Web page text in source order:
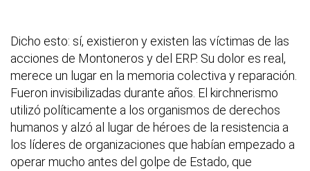
Dicho esto: sí, existieron y existen las víctimas de las
acciones de Montoneros y del ERP. Su dolor es real,
merece un lugar en la memoria colectiva y reparación.
Fueron invisibilizadas durante años. El kirchnerismo
utilizó políticamente a los organismos de derechos
humanos y alzó al lugar de héroes de la resistencia a
los líderes de organizaciones que habían empezado a
operar mucho antes del golpe de Estado, que